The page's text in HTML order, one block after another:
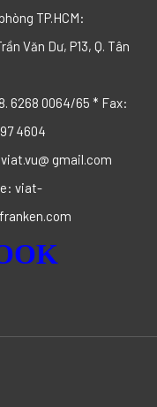
TP.HCM:
Văn Dư, P13, Q. Tân
6268 0064/65 * Fax:
4604
gmail.com
viat-